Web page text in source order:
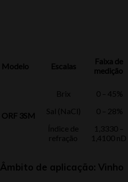
Modelo Escalas
Faixa de
medição
ORF 3SM
Brix
Sal (NaCl)
Índice de
refração
0 – 45%
0 – 28%
1,3330 –
1,4100 nD
Âmbito de aplicação: Vinho